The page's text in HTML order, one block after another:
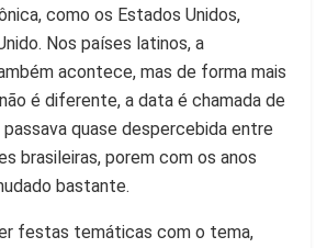
como os Estados Unidos,
Nos países latinos, a
acontece, mas de forma mais
é diferente, a data é chamada de
passava quase despercebida entre
brasileiras, porem com os anos
bastante.
festas temáticas com o tema,